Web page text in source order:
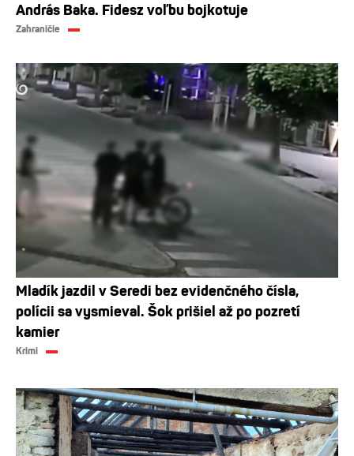
András Baka. Fidesz voľbu bojkotuje
Zahraničie
Mladík jazdil v Seredi bez evidenčného čísla,
polícii sa vysmieval. Šok prišiel až po pozretí
kamier
Krimi